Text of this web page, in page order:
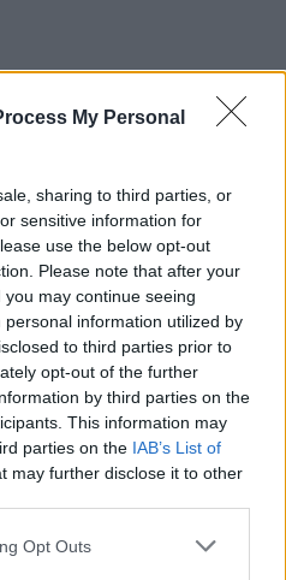
My Personal
sharing to third parties, or
sensitive information for
use the below opt-out
Please note that after your
may continue seeing
information utilized by
to third parties prior to
opt-out of the further
by third parties on the
This information may
parties on the IAB’s List of
may further disclose it to other
Opt Outs